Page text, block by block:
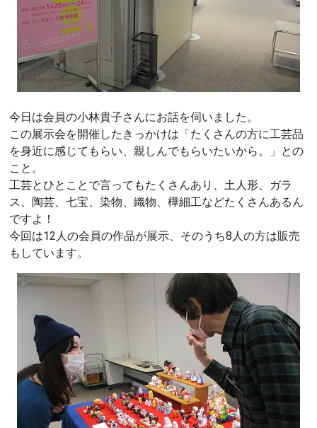
今日は会員の小林貴子さんにお話を伺いました。
この展示会を開催したきっかけは「たくさんの方に工芸品
を身近に感じてもらい、親しんでもらいたいから。」との
こと。
工芸とひとことで言ってもたくさんあり、土人形、ガラ
ス、陶芸、七宝、染物、織物、樺細工などたくさんあるん
ですよ！
今回は12人の会員の作品が展示、そのうち8人の方は販売
もしています。